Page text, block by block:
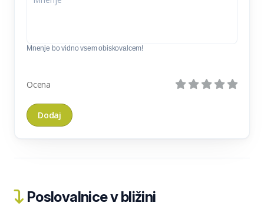
Mnenje bo vidno vsem obiskovalcem!
Ocena
Poslovalnice v bližini